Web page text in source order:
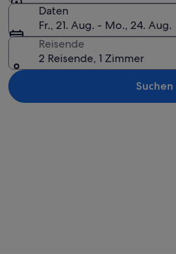
Daten
Fr., 21. Aug. - Mo., 24. Aug.
Reisende
2 Reisende, 1 Zimmer
Suchen